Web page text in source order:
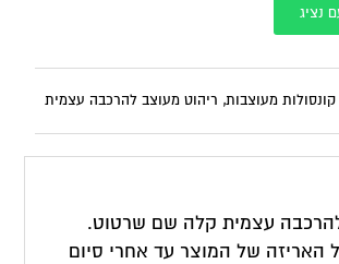
נציג
קונסולות מעוצבות, ריהוט מעוצב להרכבה עצמית
האריזה של המוצר עד אחרי סיום